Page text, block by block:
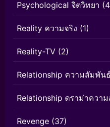
Psychological จิตวิทยา
Reality ความจริง (1)
Reality-TV (2)
Relationship ความสัมพันธ์
Relationship ดราม่าควา
Revenge (37)